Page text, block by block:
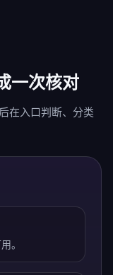
一次核对
在入口判断、分类
。